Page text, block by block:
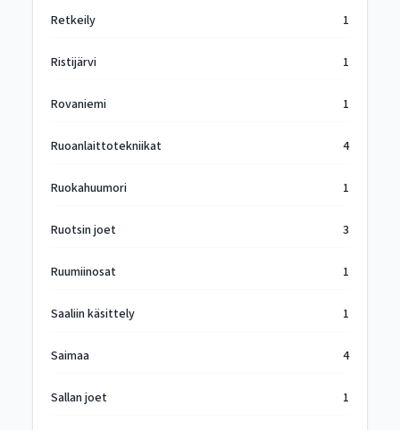
Retkeily 1
Ristijärvi 1
Rovaniemi 1
Ruoanlaittotekniikat 4
Ruokahuumori 1
Ruotsin joet 3
Ruumiinosat 1
Saaliin käsittely 1
Saimaa 4
Sallan joet 1